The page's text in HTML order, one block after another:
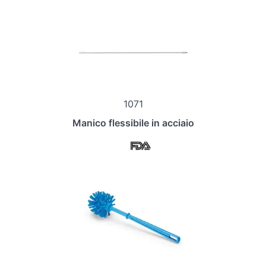
1071
Manico flessibile in acciaio